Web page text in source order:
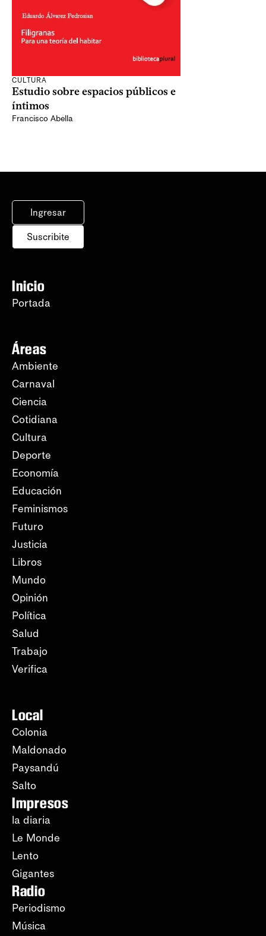
CULTURA
Estudio sobre espacios públicos e
íntimos
Francisco Abella
Ingresar
Suscribite
Inicio
Portada
Áreas
Ambiente
Carnaval
Ciencia
Cotidiana
Cultura
Deporte
Economía
Educación
Feminismos
Futuro
Justicia
Libros
Mundo
Opinión
Política
Salud
Trabajo
Verifica
Local
Colonia
Maldonado
Paysandú
Salto
Impresos
la diaria
Le Monde
Lento
Gigantes
Radio
Periodismo
Música